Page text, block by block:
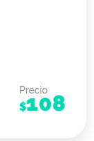
Precio
$108